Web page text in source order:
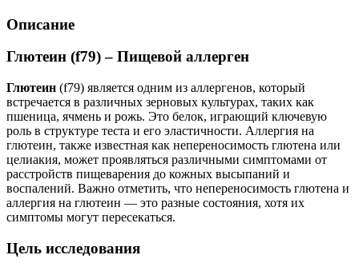
Описание
Глютеин (f79) – Пищевой аллерген
Глютеин (f79) является одним из аллергенов, который
встречается в различных зерновых культурах, таких как
пшеница, ячмень и рожь. Это белок, играющий ключевую
роль в структуре теста и его эластичности. Аллергия на
глютеин, также известная как непереносимость глютена или
целиакия, может проявляться различными симптомами от
расстройств пищеварения до кожных высыпаний и
воспалений. Важно отметить, что непереносимость глютена и
аллергия на глютеин — это разные состояния, хотя их
симптомы могут пересекаться.
Цель исследования